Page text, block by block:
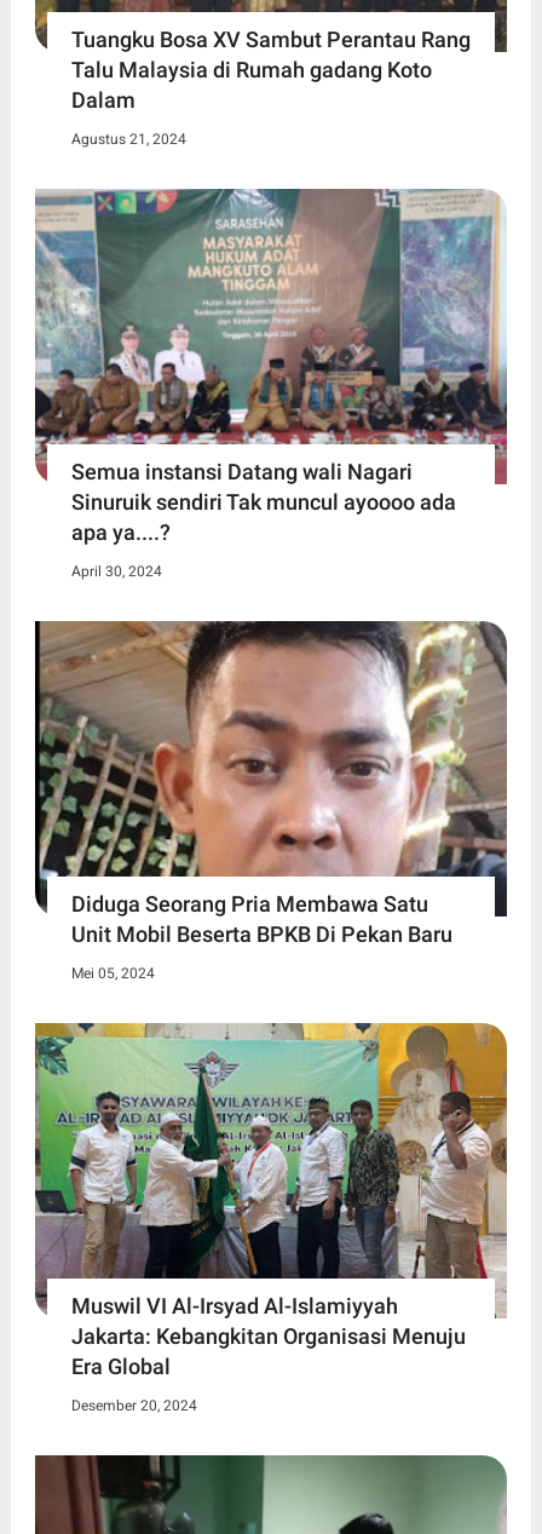
Tuangku Bosa XV Sambut Perantau Rang
Talu Malaysia di Rumah gadang Koto
Dalam
Agustus 21, 2024
Semua instansi Datang wali Nagari
Sinuruik sendiri Tak muncul ayoooo ada
apa ya....?
April 30, 2024
Diduga Seorang Pria Membawa Satu
Unit Mobil Beserta BPKB Di Pekan Baru
Mei 05, 2024
Muswil VI Al-Irsyad Al-Islamiyyah
Jakarta: Kebangkitan Organisasi Menuju
Era Global
Desember 20, 2024